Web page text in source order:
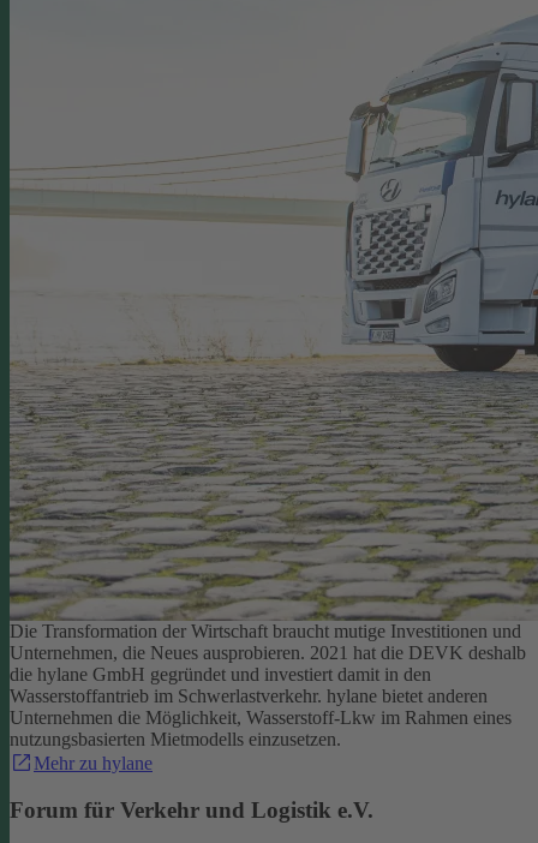
Die Transformation der Wirtschaft braucht mutige Investitionen und
Unternehmen, die Neues ausprobieren. 2021 hat die DEVK deshalb
die hylane GmbH gegründet und investiert damit in den
Wasserstoffantrieb im Schwerlastverkehr. hylane bietet anderen
Unternehmen die Möglichkeit, Wasserstoff-Lkw im Rahmen eines
nutzungsbasierten Mietmodells einzusetzen.
Mehr zu hylane
Forum für Verkehr und Logistik e.V.